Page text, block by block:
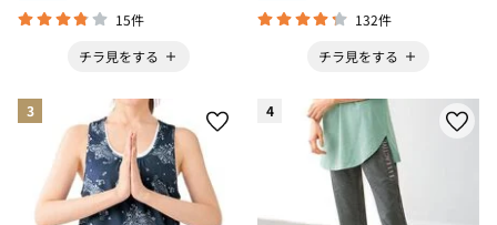
15件
チラ見をする
132件
チラ見をする
3 4